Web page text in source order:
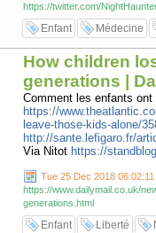
https://twitter.com/
Enfant Médecine
How children
generations |
Comment les enfants ont
https://
leave-those-kids-alone/
http://sante.lefigaro.fr/
Via Nitot https://
Tue 25 Dec 2018
https://www.dailymail.co.uk/
generations.html
Enfant Liberté